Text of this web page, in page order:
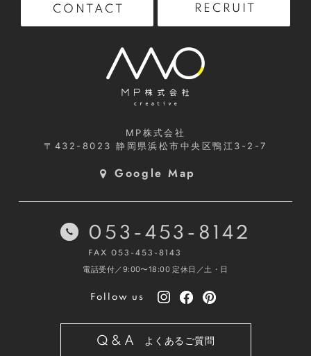
CONTACT RECRUIT
MP株式会社
〒432-8023静岡県浜松市中央区鴨江3-2-7
Google Map
053-453-8142
FAX 053-453-8143
電話受付／9:00〜18:00 定休日／土・日
Follow us
Q&A よくあるご質問